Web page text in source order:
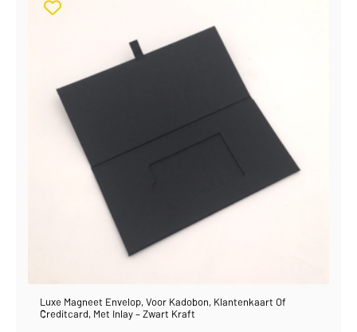
Luxe Magneet Envelop, Voor Kadobon, Klantenkaart Of
Creditcard, Met Inlay – Zwart Kraft